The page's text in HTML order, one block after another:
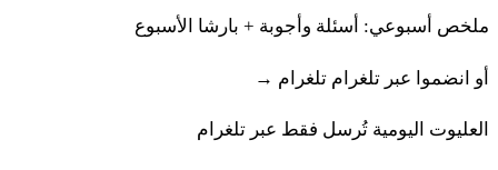
ملخص أسبوعي: أسئلة وأجوبة + بارشا الأسبوع
أو انضموا عبر تلغرام تلغرام →
العليوت اليومية تُرسل فقط عبر تلغرام